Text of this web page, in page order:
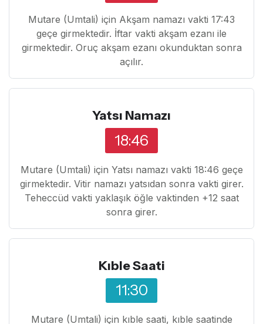
Mutare (Umtali) için Akşam namazı vakti 17:43
geçe girmektedir. İftar vakti akşam ezanı ile
girmektedir. Oruç akşam ezanı okunduktan sonra
açılır.
Yatsı Namazı
18:46
Mutare (Umtali) için Yatsı namazı vakti 18:46 geçe
girmektedir. Vitir namazı yatsıdan sonra vakti girer.
Teheccüd vakti yaklaşık öğle vaktinden +12 saat
sonra girer.
Kıble Saati
11:30
Mutare (Umtali) için kıble saati, kıble saatinde